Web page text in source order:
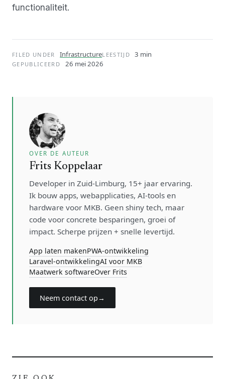
functionaliteit.
FILED UNDER InfrastructureLEESTIJD 3 min
GEPUBLICEERD 26 mei 2026
OVER DE AUTEUR
Frits Koppelaar
Developer in Zuid-Limburg, 15+ jaar ervaring.
Ik bouw apps, webapplicaties, AI-tools en
hardware voor MKB. Geen shiny tech, maar
code voor concrete besparingen, groei of
impact. Scherpe prijzen + snelle levertijd.
App laten makenPWA-ontwikkeling
Laravel-ontwikkelingAI voor MKB
Maatwerk softwareOver Frits
Neem contact op→